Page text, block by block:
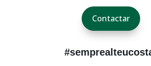
Contactar